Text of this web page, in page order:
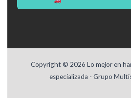
Copyright © 2026 Lo mejor en
especializada - Grupo